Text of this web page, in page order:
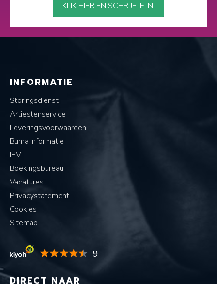
KLIK HIER EN SCHRIJF JE IN!
INFORMATIE
Storingsdienst
Artiestenservice
Leveringsvoorwaarden
Buma informatie
IPV
Boekingsbureau
Vacatures
Privacystatement
Cookies
Sitemap
9
DIRECT NAAR